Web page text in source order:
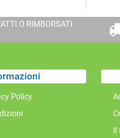
O RIMBORSATI
Policy
Il